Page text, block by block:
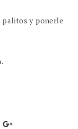
palitos y ponerle